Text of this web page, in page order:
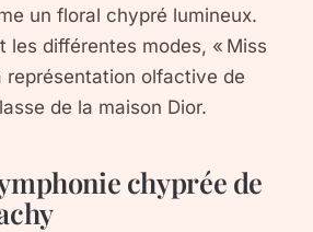
un floral chypré lumineux.
les différentes modes, « Miss
représentation olfactive de
de la maison Dior.
chyprée de